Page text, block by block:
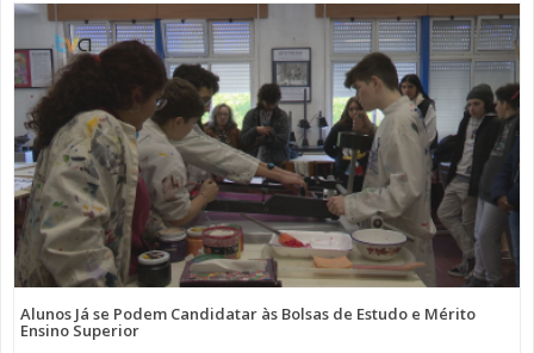
Alunos Já se Podem Candidatar às Bolsas de Estudo e Mérito
Ensino Superior